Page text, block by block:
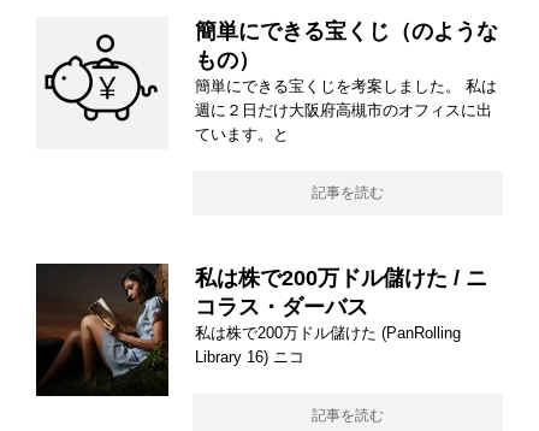
簡単にできる宝くじ（のような
もの）
簡単にできる宝くじを考案しました。 私は
週に２日だけ大阪府高槻市のオフィスに出
ています。と
記事を読む
私は株で200万ドル儲けた / ニ
コラス・ダーバス
私は株で200万ドル儲けた (PanRolling
Library 16) ニコ
記事を読む